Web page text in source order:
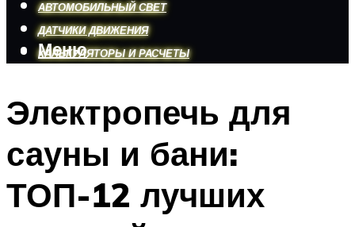
АВТОМОБИЛЬНЫЙ СВЕТ
ДАТЧИКИ ДВИЖЕНИЯ
КАЛЬКУЛЯТОРЫ И РАСЧЕТЫ
Меню
Меню
Электропечь для
сауны и бани:
ТОП-12 лучших